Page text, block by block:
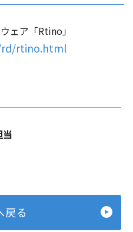
ェア「Rtino」
rd/rtino.html
戻る